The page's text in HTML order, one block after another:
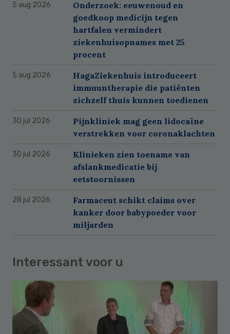
5 aug 2026
Onderzoek: eeuwenoud en
goedkoop medicijn tegen
hartfalen vermindert
ziekenhuisopnames met 25
procent
5 aug 2026
HagaZiekenhuis introduceert
immuuntherapie die patiënten
zichzelf thuis kunnen toedienen
30 jul 2026
Pijnkliniek mag geen lidocaïne
verstrekken voor coronaklachten
30 jul 2026
Klinieken zien toename van
afslankmedicatie bij
eetstoornissen
28 jul 2026
Farmaceut schikt claims over
kanker door babypoeder voor
miljarden
Interessant voor u